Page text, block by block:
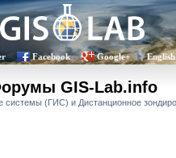
Facebook Google+ English
GIS-Lab.info
системы (ГИС) и Дистанционное